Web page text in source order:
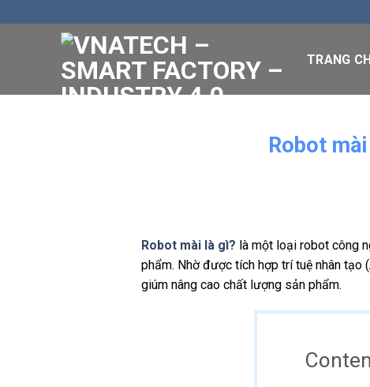
to
TRANG
Robot
Robot mài là gì? là một loại robot công
phẩm. Nhờ được tích hợp trí tuệ nhân tạo
giúm nâng cao chất lượng sản phẩm.